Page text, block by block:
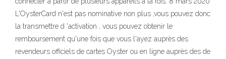
L'OysterCard n'est pas nominative non plus ,vous pouvez donc
la transmettre d 'activation , vous pouvez obtenir le
remboursement qu'une fois que vous l'ayez auprès des
revendeurs officiels de cartes Oyster ou en ligne auprès des de